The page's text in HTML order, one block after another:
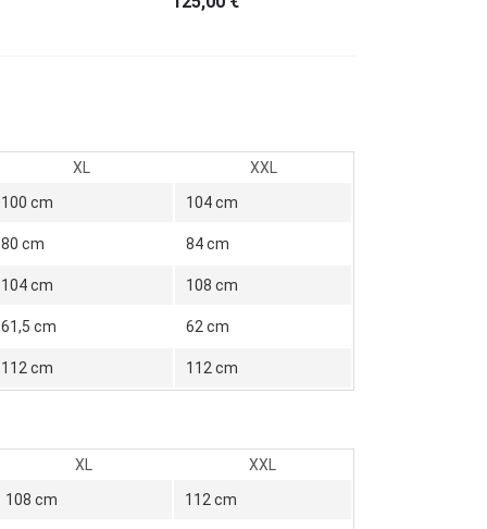
XL
XXL
100 cm
104 cm
80 cm 84 cm
104 cm 108 cm
61,5 cm 62 cm
112 cm 112 cm
XL
XXL
108 cm
112 cm